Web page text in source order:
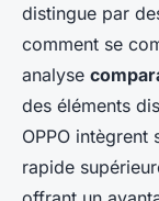
distingue par
comment se
analyse
des éléments
OPPO
rapide